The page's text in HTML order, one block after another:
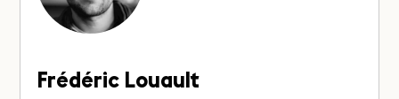
Frédéric Louault